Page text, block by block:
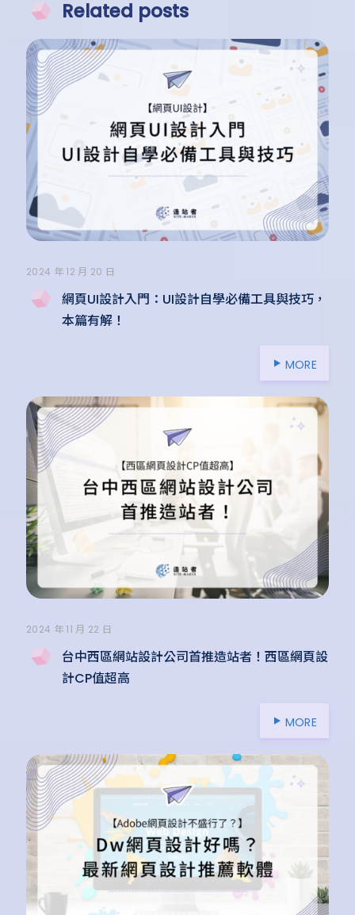
Related posts
2024 年 12 月 20 日
網頁UI設計入門：UI設計自學必備工具與技巧，
本篇有解！
MORE
2024 年 11 月 22 日
台中西區網站設計公司首推造站者！西區網頁設
計CP值超高
MORE